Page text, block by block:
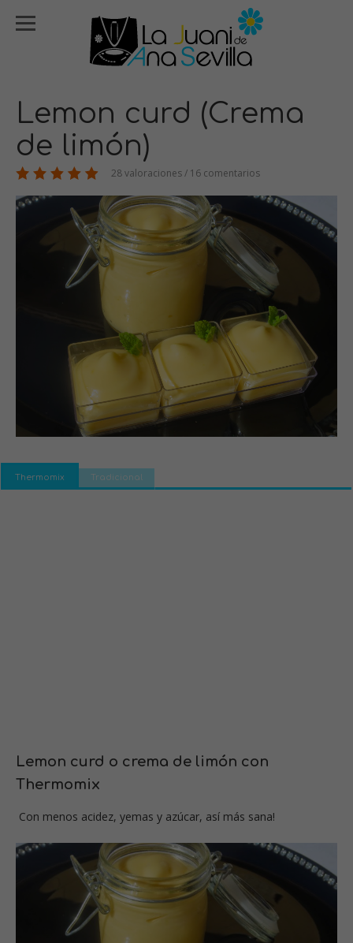
Lemon curd (Crema
de limón)
28 valoraciones / 16 comentarios
Thermomix Tradicional
Lemon curd o crema de limón con
Thermomix
Con menos acidez, yemas y azúcar, así más sana!